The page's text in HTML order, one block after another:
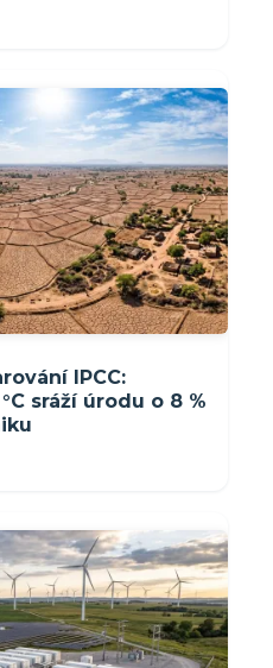
IPCC:
sráží úrodu o 8 %